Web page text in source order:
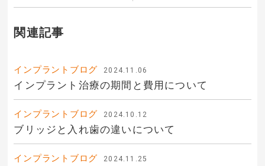
関連記事
インプラントブログ 2024.11.06
インプラント治療の期間と費用について
インプラントブログ 2024.10.12
ブリッジと入れ歯の違いについて
インプラントブログ 2024.11.25